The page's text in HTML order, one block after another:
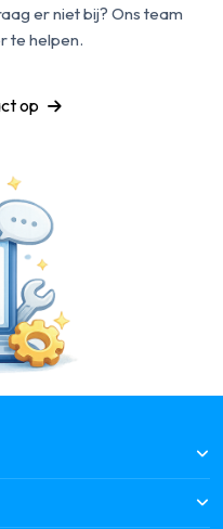
er niet bij? Ons team
te helpen.
op